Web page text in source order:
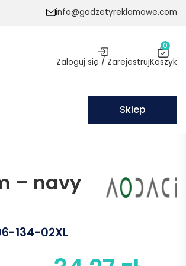
info@gadzetyreklamowe.com
Zaloguj się / Zarejestruj
0
Koszyk
Sklep
– navy
134-02XL